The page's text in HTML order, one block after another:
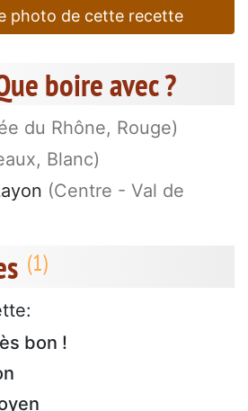
photo de cette recette
boire avec ?
du Rhône, Rouge)
Blanc)
(Centre - Val de
bon !